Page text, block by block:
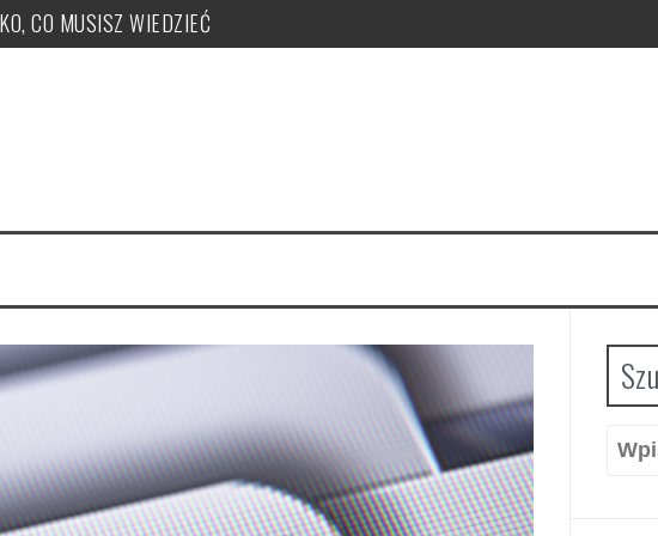
CO MUSISZ WIEDZIEĆ
musisz wiedzieć! PUŁAPKI!
jak je nadawać?
ryczałt w tym roku?